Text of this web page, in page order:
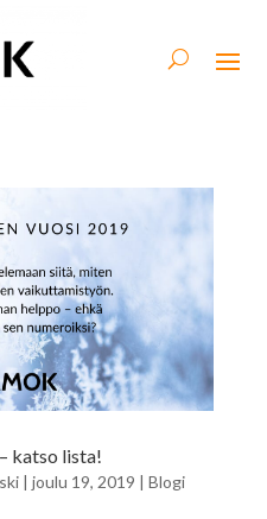
katso lista!
| joulu 19, 2019 | Blogi